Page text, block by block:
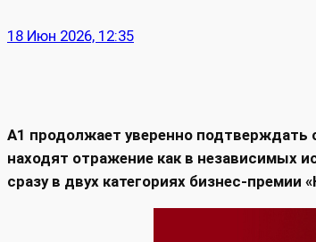
18 Июн 2026, 12:35
А1 продолжает уверенно подтверждать
находят отражение как в независимых
сразу в двух категориях бизнес-